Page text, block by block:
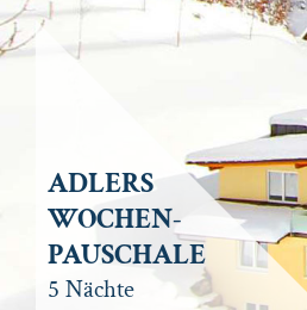
ADLERS
WOCHEN-
PAUSCHALE
5 Nächte